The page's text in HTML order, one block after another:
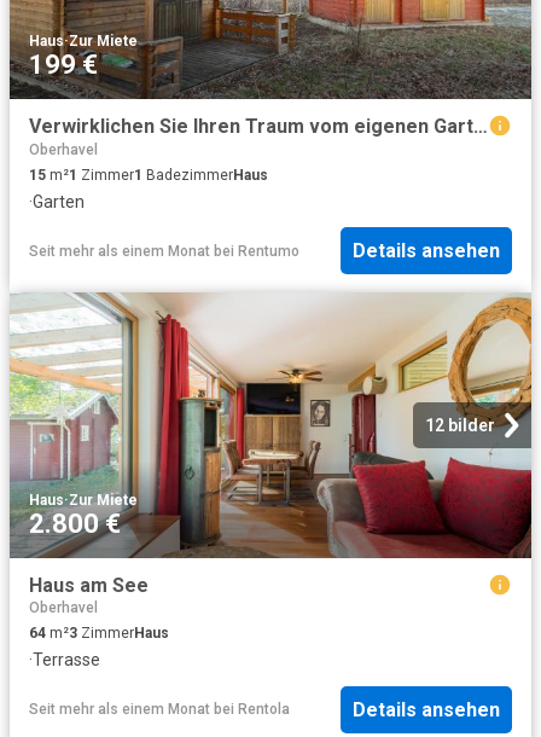
Haus·Zur Miete
199 €
Verwirklichen Sie Ihren Traum vom eigenen Gartenhaus!
Oberhavel
15 m²1 Zimmer1 BadezimmerHaus
·Garten
Seit mehr als einem Monat bei Rentumo Details ansehen
12 bilder
Haus·Zur Miete
2.800 €
Haus am See
Oberhavel
64 m²3 ZimmerHaus
·Terrasse
Seit mehr als einem Monat bei Rentola Details ansehen